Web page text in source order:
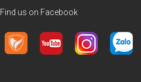
Find us on Facebook